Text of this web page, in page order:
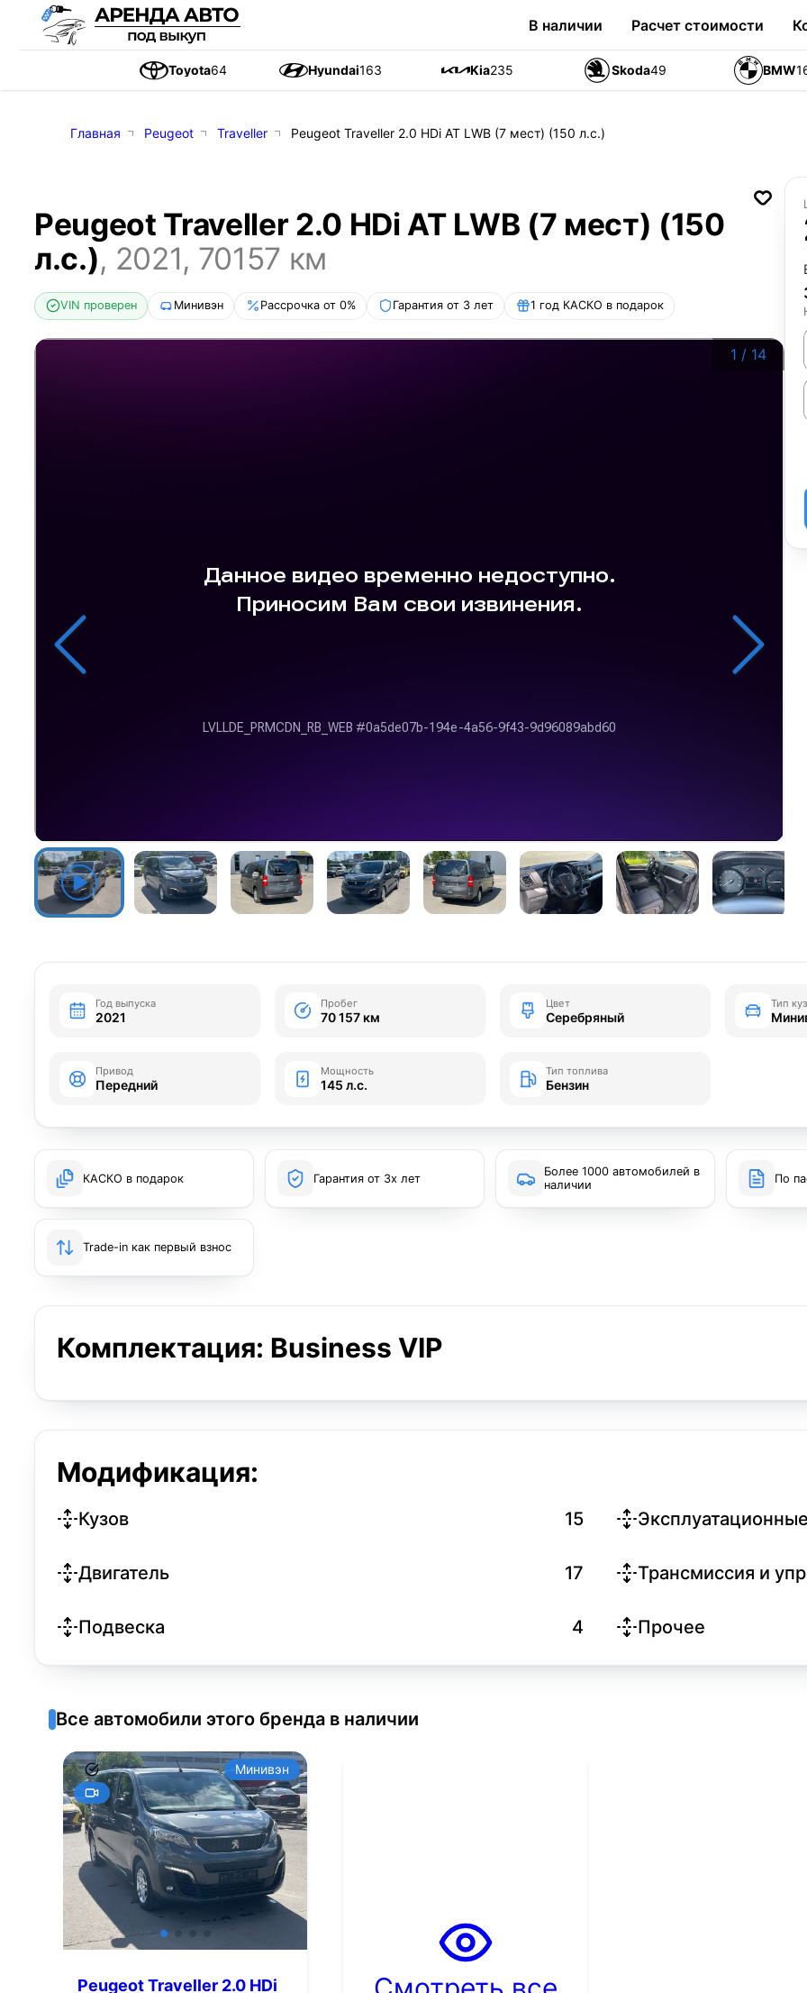
В наличии Расчет стоимости
Toyota64 Hyundai163 Kia235 Skoda49 BMW
Главная Peugeot Traveller Peugeot Traveller 2.0 HDi AT LWB (7 мест) (150 л.с.)
Peugeot Traveller 2.0 HDi AT LWB (7 мест) (150
л.с.), 2021, 70157 км
VIN проверен Минивэн Рассрочка от 0% Гарантия от 3 лет 1 год КАСКО в подарок
1 / 14
Год выпуска
2021
Пробег
70 157 км
Цвет
Серебряный
Тип
Привод
Передний
Мощность
145 л.с.
Тип топлива
Бензин
КАСКО в подарок Гарантия от 3х лет
Более 1000 автомобилей в
наличии
По
Trade-in как первый взнос
Комплектация: Business VIP
Модификация:
Кузов 15
Двигатель 17 Трансмиссия и
Подвеска 4 Прочее
Все автомобили этого бренда в наличии
Минивэн
Peugeot Traveller 2.0 HDi